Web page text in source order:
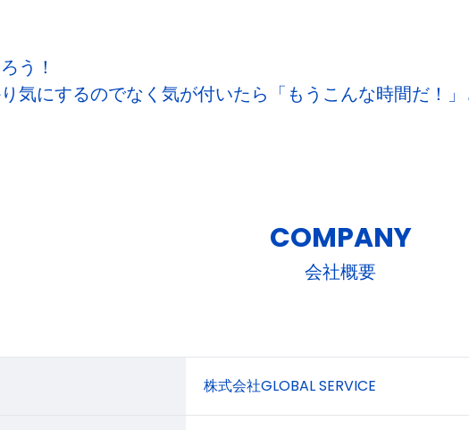
う！
気にするのでなく気が付いたら「もうこんな時間だ！」
COMPANY
会社概要
株式会社GLOBAL SERVICE